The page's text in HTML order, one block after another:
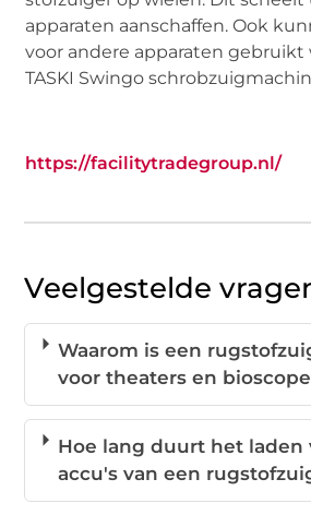
apparaten aanschaffen. Ook
voor andere apparaten gebruikt
TASKI Swingo
https://facilitytradegroup.nl/
Veelgestelde
Waarom is een
voor theaters en
Hoe lang duurt het laden
accu's van een